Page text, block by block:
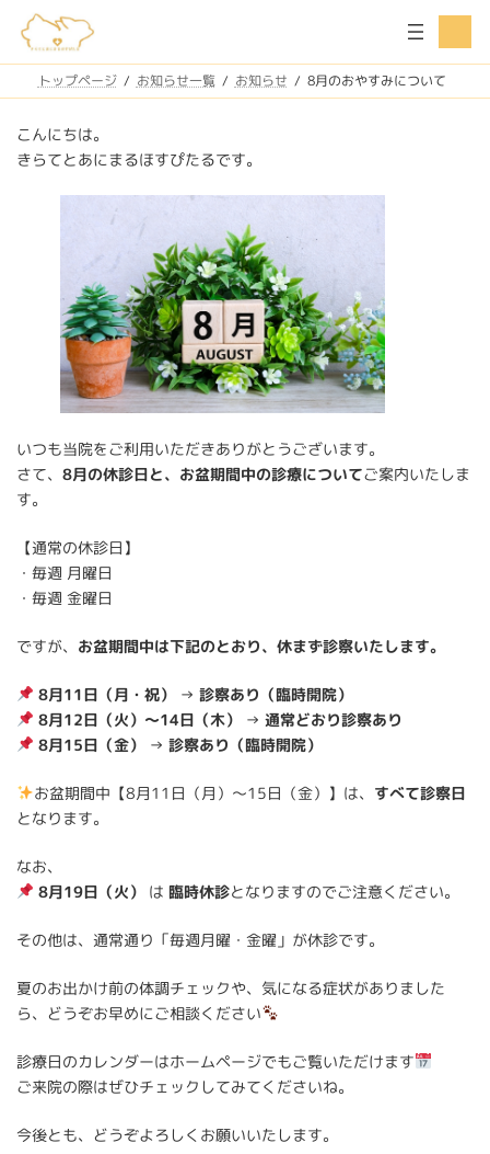
ツ
シ
ア
コ
ン
リ
ン
トップページ お知らせ一覧 お知らせ 8月のおやすみについて
こんにちは。
きらてとあにまるほすぴたるです。
いつも当院をご利用いただきありがとうございます。
さて、 8月の休診日と、お盆期間中の診療についてご案内いたしま
す。
【通常の休診日】
・毎週 月曜日
・毎週 金曜日
ですが、 お盆期間中は下記のとおり、休まず診察いたします。
8月11日（月・祝） → 診察あり（臨時開院）
8月12日（火）〜14日（木）
→ 通常どおり診察あり
8月15日（金）
→ 診察あり（臨時開院）
お盆期間中【8月11日（月）〜15日（金）】は、 すべて診察日
となります。
なお、
8月19日（火）
は 臨時休診となりますのでご注意ください。
その他は、通常通り「毎週月曜・金曜」が休診です。
夏のお出かけ前の体調チェックや、気になる症状がありました
ら、どうぞお早めにご相談ください
診療日のカレンダーはホームページでもご覧いただけます
ご来院の際はぜひチェックしてみてくださいね。
今後とも、どうぞよろしくお願いいたします。